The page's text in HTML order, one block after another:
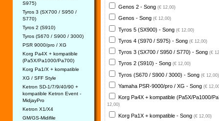
S975)
Tyros 3 (SX700 / S950 /
S770)
Tyros 2 (S910)
Tyros (S670 / S900 / 3000)
PSR 9000/pro / XG
Korg Pa4X + kompatible
(Pa5X/Pa1000/Pa700)
Korg Pa1/X + kompatible
XG / SFF Style
Ketron SD-1/7/9/40/90 +
kompatible Ketron Event -
MidjayPro
Ketron X1/X4
GM/GS-Midifile
Genos 2 - Song (€ 12,00)
Genos - Song (€ 12,00)
Tyros 5 (SX900) - Song (€ 12,00)
Tyros 4 (S970 / S975) - Song (€ 12,00)
Tyros 3 (SX700 / S950 / S770) - Song (€
Tyros 2 (S910) - Song (€ 12,00)
Tyros (S670 / S900 / 3000) - Song (€ 12,00)
Yamaha PSR-9000/pro / XG - Song (€
Korg Pa4X + kompatible (Pa5X/Pa1000/
12,00)
Korg Pa1X + kompatible - Song (€ 12,00)